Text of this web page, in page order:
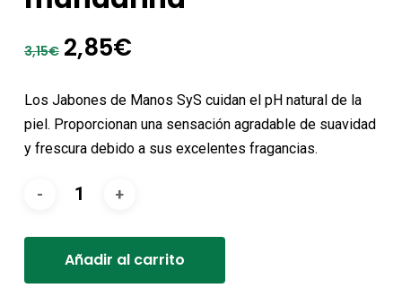
3,15€ El
original
era:
3,15€.
2,85€El
actual
es:
2,85€.
Los Jabones de Manos SyS cuidan el pH natural de la
piel. Proporcionan una sensación agradable de suavidad
y frescura debido a sus excelentes fragancias.
Añadir al carrito